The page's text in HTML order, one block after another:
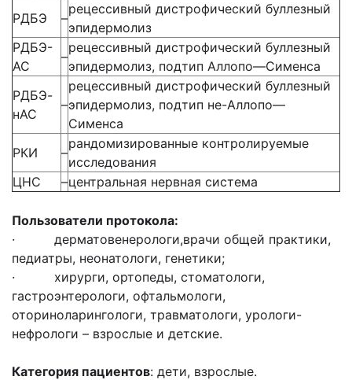
РДБЭ
–
рецессивный дистрофический буллезный
эпидермолиз
РДБЭ-
АС
–
рецессивный дистрофический буллезный
эпидермолиз, подтип Аллопо—Сименса
РДБЭ-
нАС
–
рецессивный дистрофический буллезный
эпидермолиз, подтип не-Аллопо—
Сименса
РКИ
–
рандомизированные контролируемые
исследования
ЦНС
–центральная нервная система
Пользователи протокола:
· дерматовенерологи,врачи общей практики,
педиатры, неонатологи, генетики;
· хирурги, ортопеды, стоматологи,
гастроэнтерологи, офтальмологи,
оториноларингологи, травматологи, урологи-
нефрологи – взрослые и детские.
Категория пациентов: дети, взрослые.